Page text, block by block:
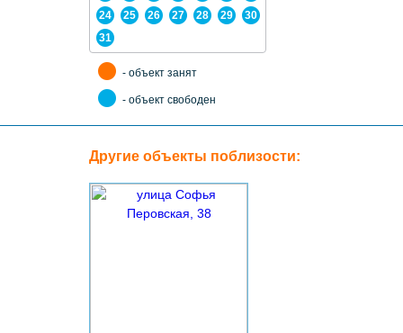
24
25 26 27 28 29
30
31
- объект занят
- объект свободен
Другие объекты поблизости: